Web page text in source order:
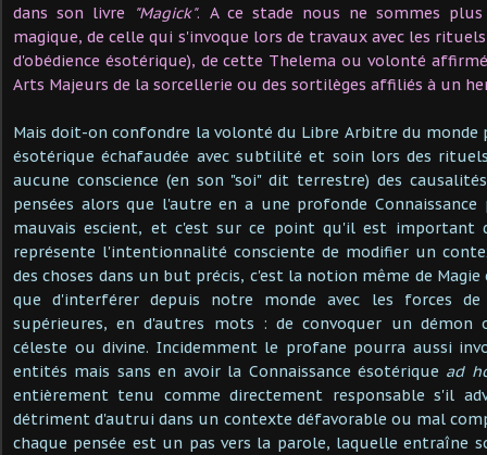
dans son livre
"Magick". A ce stade nous ne sommes
magique, de celle qui s'invoque lors de travaux avec les
d'obédience ésotérique), de cette Thelema ou volonté
Arts Majeurs de la sorcellerie ou des sortilèges affiliés à un
Mais doit-on confondre la volonté du Libre Arbitre du monde
ésotérique échafaudée avec subtilité et soin lors des
aucune conscience (en son "soi" dit terrestre) des
pensées alors que l'autre en a une profonde
mauvais escient, et c'est sur ce point qu'il est important
représente l'intentionnalité consciente de modifier un
des choses dans un but précis, c'est la notion même de
que d'interférer depuis notre monde avec les forces
supérieures, en d'autres mots : de convoquer un
céleste ou divine. Incidemment le profane pourra aussi
entités mais sans en avoir la Connaissance ésotérique ad
entièrement tenu comme directement responsable s'il
détriment d'autrui dans un contexte défavorable ou mal
chaque pensée est un pas vers la parole, laquelle entraîne